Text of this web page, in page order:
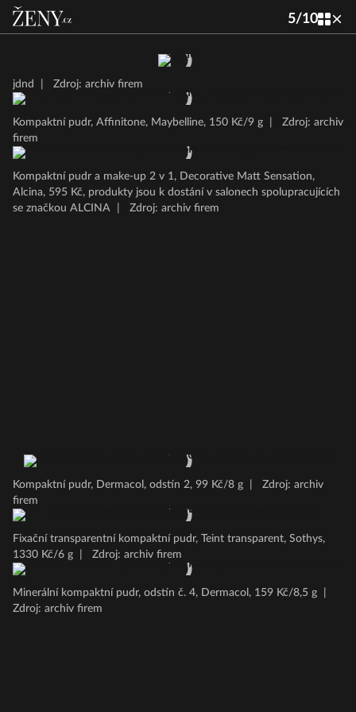
5/10
jdnd Zdroj: archiv firem
Kompaktní pudr, Affinitone, Maybelline, 150 Kč/9 g
Zdroj: archiv
firem
Kompaktní pudr a make-up 2 v 1, Decorative Matt Sensation,
Alcina, 595 Kč, produkty jsou k dostání v salonech spolupracujících
se značkou ALCINA
Zdroj: archiv firem
Kompaktní pudr, Dermacol, odstín 2, 99 Kč/8 g
Zdroj: archiv
firem
Fixační transparentní kompaktní pudr, Teint transparent, Sothys,
1330 Kč/6 g
Zdroj: archiv firem
Minerální kompaktní pudr, odstín č. 4, Dermacol, 159 Kč/8,5 g
Zdroj: archiv firem